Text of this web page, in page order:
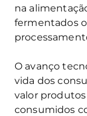
na
fermentados
O avanço
vida dos
valor produtos
consumidos